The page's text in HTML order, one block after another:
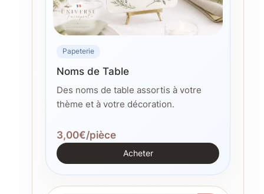
Papeterie
Noms de Table
Des noms de table assortis à votre
thème et à votre décoration.
3,00€/pièce
Acheter